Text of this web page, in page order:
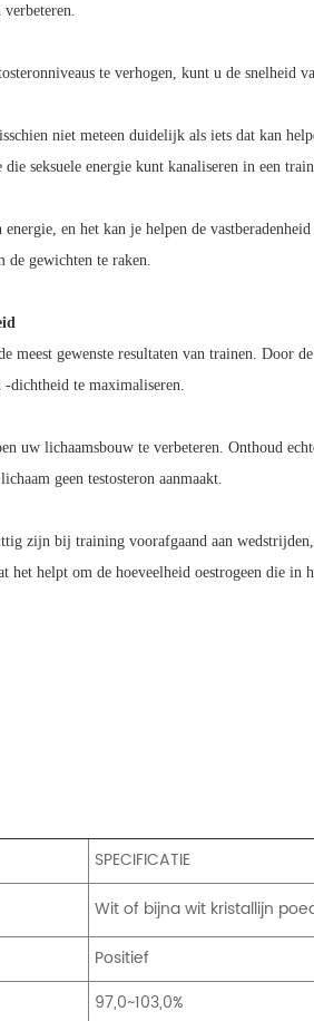
te verhogen, kunt u de
niet meteen duidelijk als iets dat kan
seksuele energie kunt kanaliseren in een
en het kan je helpen de
gewichten te raken.
meest gewenste resultaten van trainen. Door
dichtheid te maximaliseren.
uw lichaamsbouw te verbeteren. Onthoud
geen testosteron aanmaakt.
zijn bij training voorafgaand aan
helpt om de hoeveelheid oestrogeen die in
SPECIFICATIE
Wit of bijna wit kristallijn
Positief
97,0~103,0%